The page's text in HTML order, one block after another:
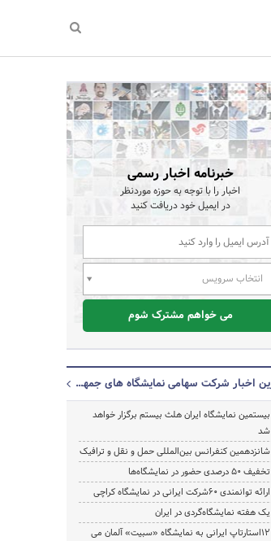
خبرنامه اخبار رسمی
اخبار را با توجه به حوزه موردنظر
در ایمیل خود دریافت کنید
انتخاب سرویس
می خواهم مشترک شوم
آخرین اخبار شرکت سهامی نمایشگاه های جمهوری اسلامی ایران
بیستمین نمایشگاه ایران هلث بیستم برگزار خواهد
شد
شانزدهمین کنفرانس بین‌المللی حمل و نقل و ترافیک
تخفیف 50 درصدی حضور در نمایشگاه‌ها
ارائه توانمندی 60شرکت ایرانی در نمایشگاه کراچی
یک هفته نمایشگاه‌گردی در ایران
۱۲استارتاپ ایرانی به نمایشگاه «سبیت» آلمان می